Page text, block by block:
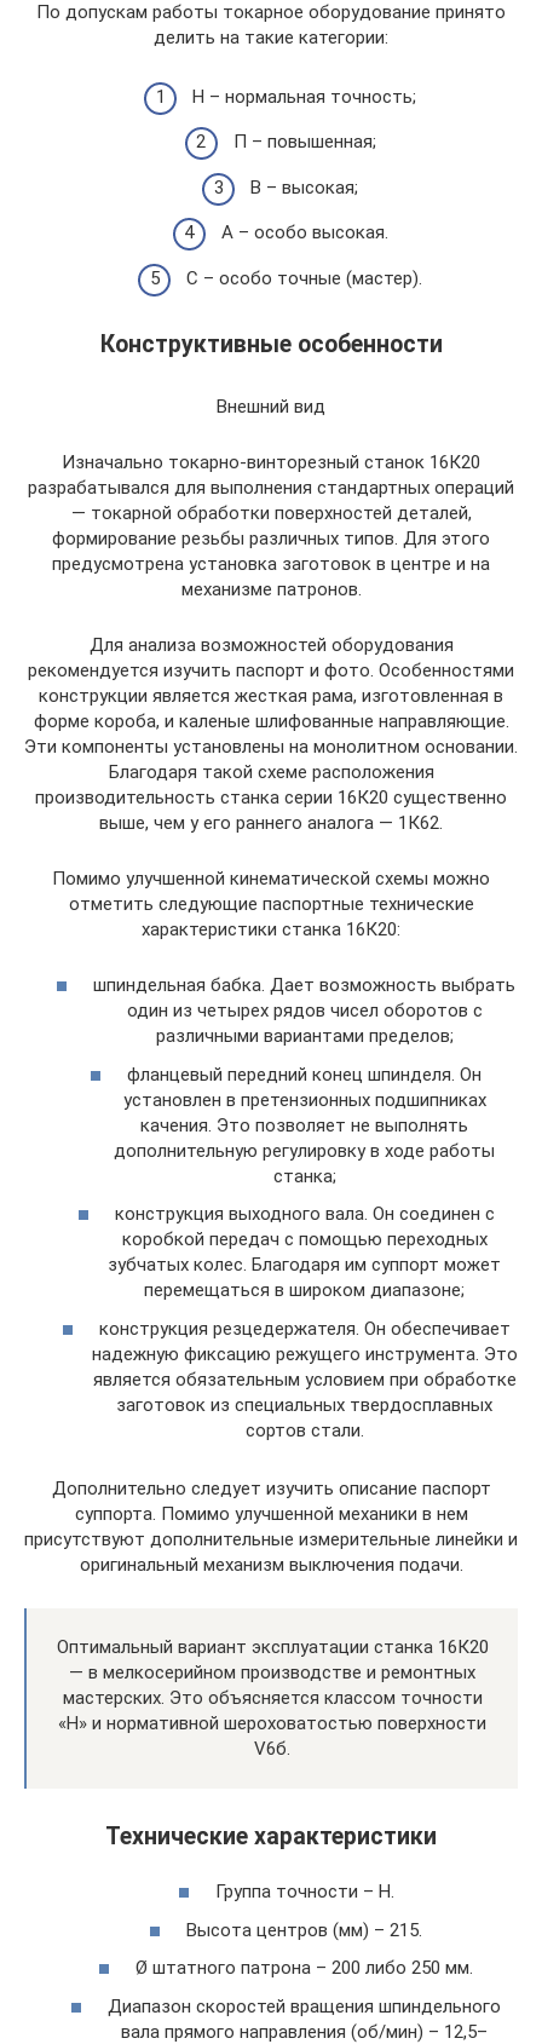
По допускам работы токарное оборудование принято
делить на такие категории:
Н – нормальная точность;
П – повышенная;
В – высокая;
А – особо высокая.
С – особо точные (мастер).
Конструктивные особенности
Внешний вид
Изначально токарно-винторезный станок 16К20
разрабатывался для выполнения стандартных операций
— токарной обработки поверхностей деталей,
формирование резьбы различных типов. Для этого
предусмотрена установка заготовок в центре и на
механизме патронов.
Для анализа возможностей оборудования
рекомендуется изучить паспорт и фото. Особенностями
конструкции является жесткая рама, изготовленная в
форме короба, и каленые шлифованные направляющие.
Эти компоненты установлены на монолитном основании.
Благодаря такой схеме расположения
производительность станка серии 16К20 существенно
выше, чем у его раннего аналога — 1К62.
Помимо улучшенной кинематической схемы можно
отметить следующие паспортные технические
характеристики станка 16К20:
шпиндельная бабка. Дает возможность выбрать
один из четырех рядов чисел оборотов с
различными вариантами пределов;
фланцевый передний конец шпинделя. Он
установлен в претензионных подшипниках
качения. Это позволяет не выполнять
дополнительную регулировку в ходе работы
станка;
конструкция выходного вала. Он соединен с
коробкой передач с помощью переходных
зубчатых колес. Благодаря им суппорт может
перемещаться в широком диапазоне;
конструкция резцедержателя. Он обеспечивает
надежную фиксацию режущего инструмента. Это
является обязательным условием при обработке
заготовок из специальных твердосплавных
сортов стали.
Дополнительно следует изучить описание паспорт
суппорта. Помимо улучшенной механики в нем
присутствуют дополнительные измерительные линейки и
оригинальный механизм выключения подачи.
Оптимальный вариант эксплуатации станка 16К20
— в мелкосерийном производстве и ремонтных
мастерских. Это объясняется классом точности
«Н» и нормативной шероховатостью поверхности
V6б.
Технические характеристики
Группа точности – Н.
Высота центров (мм) – 215.
Ø штатного патрона – 200 либо 250 мм.
Диапазон скоростей вращения шпиндельного
вала прямого направления (об/мин) – 12,5–